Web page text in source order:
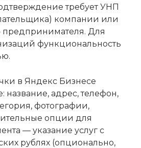
требует УНП
компании или
Для
функциональность
в Яндекс Бизнесе
название, адрес, телефон,
фотографии,
опции для
— указание услуг с
рублях (опционально,